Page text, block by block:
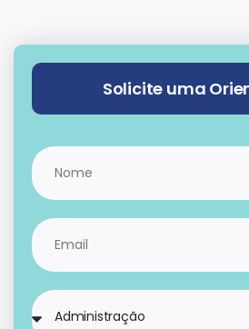
Solicite uma